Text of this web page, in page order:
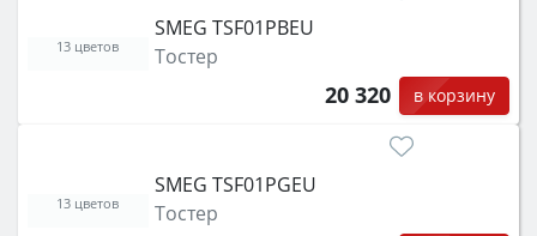
SMEG TSF01PBEU
Тостер
20 320 в корзину
13 цветов
SMEG TSF01PGEU
Тостер
13 цветов